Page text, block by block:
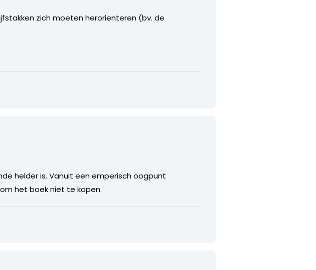
zich moeten herorienteren (bv. de
helder is. Vanuit een emperisch oogpunt
het boek niet te kopen.